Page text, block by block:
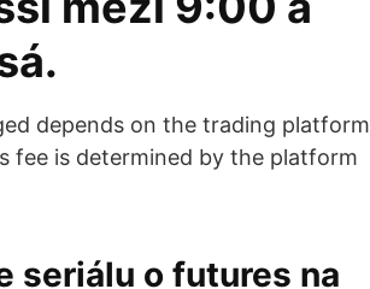
depends on the trading platform
fee is determined by the platform
seriálu o futures na